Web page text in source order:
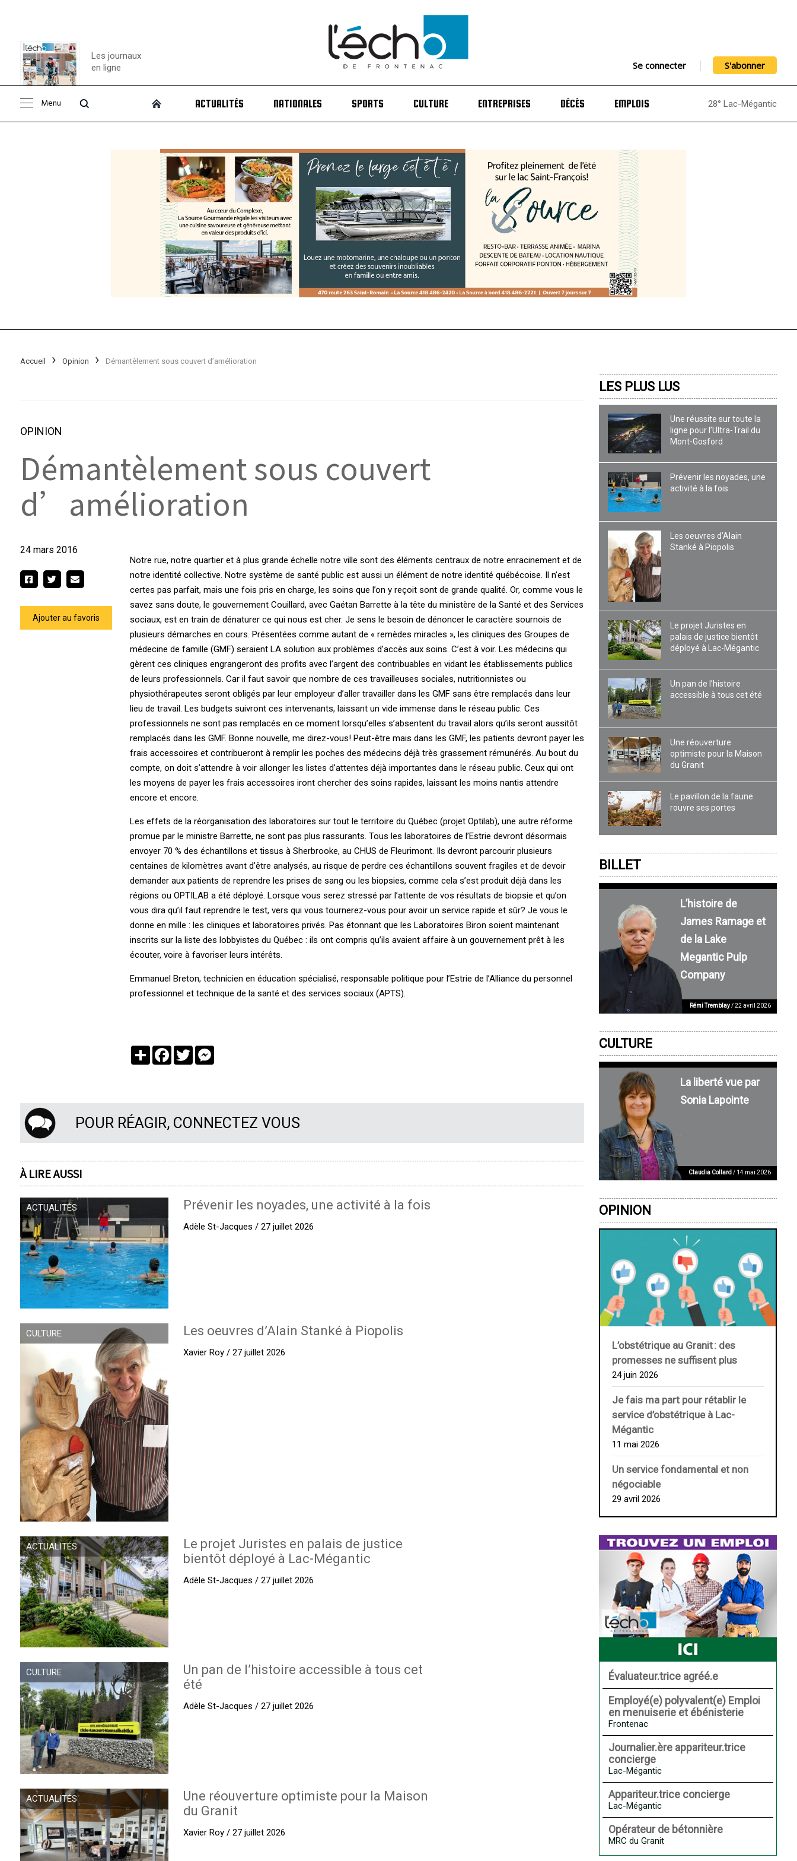
Consulter le
Les journaux
en ligne
Se connecter S'abonner
Menu ACTUALITÉS NATIONALES SPORTS CULTURE ENTREPRISES DÉCÈS EMPLOIS 28° Lac-Mégantic
Accueil Opinion Démantèlement sous couvert d’amélioration
OPINION
Démantèlement sous couvert
d’amélioration
24 mars 2016
Ajouter au favoris
Notre rue, notre quartier et à plus grande échelle notre ville sont des éléments centraux de notre enracinement et de
notre identité collective. Notre système de santé public est aussi un élément de notre identité québécoise. Il n’est
certes pas parfait, mais une fois pris en charge, les soins que l’on y reçoit sont de grande qualité. Or, comme vous le
savez sans doute, le gouvernement Couillard, avec Gaétan Barrette à la tête du ministère de la Santé et des Services
sociaux, est en train de dénaturer ce qui nous est cher. Je sens le besoin de dénoncer le caractère sournois de
plusieurs démarches en cours. Présentées comme autant de « remèdes miracles », les cliniques des Groupes de
médecine de famille (GMF) seraient LA solution aux problèmes d’accès aux soins. C’est à voir. Les médecins qui
gèrent ces cliniques engrangeront des profits avec l’argent des contribuables en vidant les établissements publics
de leurs professionnels. Car il faut savoir que nombre de ces travailleuses sociales, nutritionnistes ou
physiothérapeutes seront obligés par leur employeur d’aller travailler dans les GMF sans être remplacés dans leur
lieu de travail. Les budgets suivront ces intervenants, laissant un vide immense dans le réseau public. Ces
professionnels ne sont pas remplacés en ce moment lorsqu’elles s’absentent du travail alors qu’ils seront aussitôt
remplacés dans les GMF. Bonne nouvelle, me direz-vous! Peut-être mais dans les GMF, les patients devront payer les
frais accessoires et contribueront à remplir les poches des médecins déjà très grassement rémunérés. Au bout du
compte, on doit s’attendre à voir allonger les listes d’attentes déjà importantes dans le réseau public. Ceux qui ont
les moyens de payer les frais accessoires iront chercher des soins rapides, laissant les moins nantis attendre
encore et encore.
Les effets de la réorganisation des laboratoires sur tout le territoire du Québec (projet Optilab), une autre réforme
promue par le ministre Barrette, ne sont pas plus rassurants. Tous les laboratoires de l’Estrie devront désormais
envoyer 70 % des échantillons et tissus à Sherbrooke, au CHUS de Fleurimont. Ils devront parcourir plusieurs
centaines de kilomètres avant d’être analysés, au risque de perdre ces échantillons souvent fragiles et de devoir
demander aux patients de reprendre les prises de sang ou les biopsies, comme cela s’est produit déjà dans les
régions ou OPTILAB a été déployé. Lorsque vous serez stressé par l’attente de vos résultats de biopsie et qu’on
vous dira qu’il faut reprendre le test, vers qui vous tournerez-vous pour avoir un service rapide et sûr? Je vous le
donne en mille : les cliniques et laboratoires privés. Pas étonnant que les Laboratoires Biron soient maintenant
inscrits sur la liste des lobbyistes du Québec : ils ont compris qu’ils avaient affaire à un gouvernement prêt à les
écouter, voire à favoriser leurs intérêts.
Emmanuel Breton, technicien en éducation spécialisé, responsable politique pour l’Estrie de l’Alliance du personnel
professionnel et technique de la santé et des services sociaux (APTS).
PartagerFacebook
TwitterMessenger
POUR RÉAGIR, CONNECTEZ VOUS
À LIRE AUSSI
ACTUALITÉS Prévenir les noyades, une activité à la fois
Adèle St-Jacques / 27 juillet 2026
CULTURE Les oeuvres d’Alain Stanké à Piopolis
Xavier Roy / 27 juillet 2026
ACTUALITÉS
Le projet Juristes en palais de justice
bientôt déployé à Lac-Mégantic
Adèle St-Jacques / 27 juillet 2026
CULTURE
Un pan de l’histoire accessible à tous cet
été
Adèle St-Jacques / 27 juillet 2026
ACTUALITÉS
Une réouverture optimiste pour la Maison
du Granit
Xavier Roy / 27 juillet 2026
LES PLUS LUS
Une réussite sur toute la
ligne pour l’Ultra-Trail du
Mont-Gosford
Prévenir les noyades, une
activité à la fois
Les oeuvres d’Alain
Stanké à Piopolis
Le projet Juristes en
palais de justice bientôt
déployé à Lac-Mégantic
Un pan de l’histoire
accessible à tous cet été
Une réouverture
optimiste pour la Maison
du Granit
Le pavillon de la faune
rouvre ses portes
BILLET
L’histoire de
James Ramage et
de la Lake
Megantic Pulp
Company
Rémi Tremblay/ 22 avril 2026
CULTURE
La liberté vue par
Sonia Lapointe
Claudia Collard/ 14 mai 2026
OPINION
L’obstétrique au ­Granit : des
promesses ne suffisent plus
24 juin 2026
Je fais ma part pour rétablir le
service d’obstétrique à Lac-
Mégantic
11 mai 2026
Un service fondamental et non
négociable
29 avril 2026
Évaluateur.trice agréé.e
Employé(e) polyvalent(e) Emploi
en menuiserie et ébénisterie
Frontenac
Journalier.ère appariteur.trice
concierge
Lac-Mégantic
Appariteur.trice concierge
Lac-Mégantic
Opérateur de bétonnière
MRC du Granit